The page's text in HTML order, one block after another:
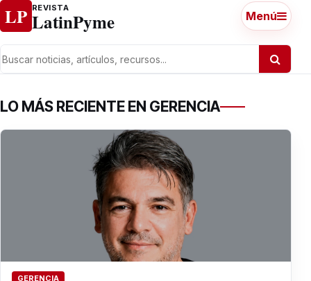
Ir al contenido
LP REVISTA
LatinPyme Menú
LO MÁS RECIENTE EN GERENCIA
GERENCIA